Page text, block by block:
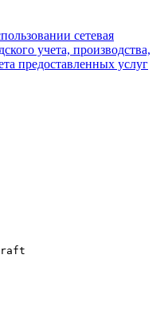
сетевая
учета, производства,
предоставленных услуг